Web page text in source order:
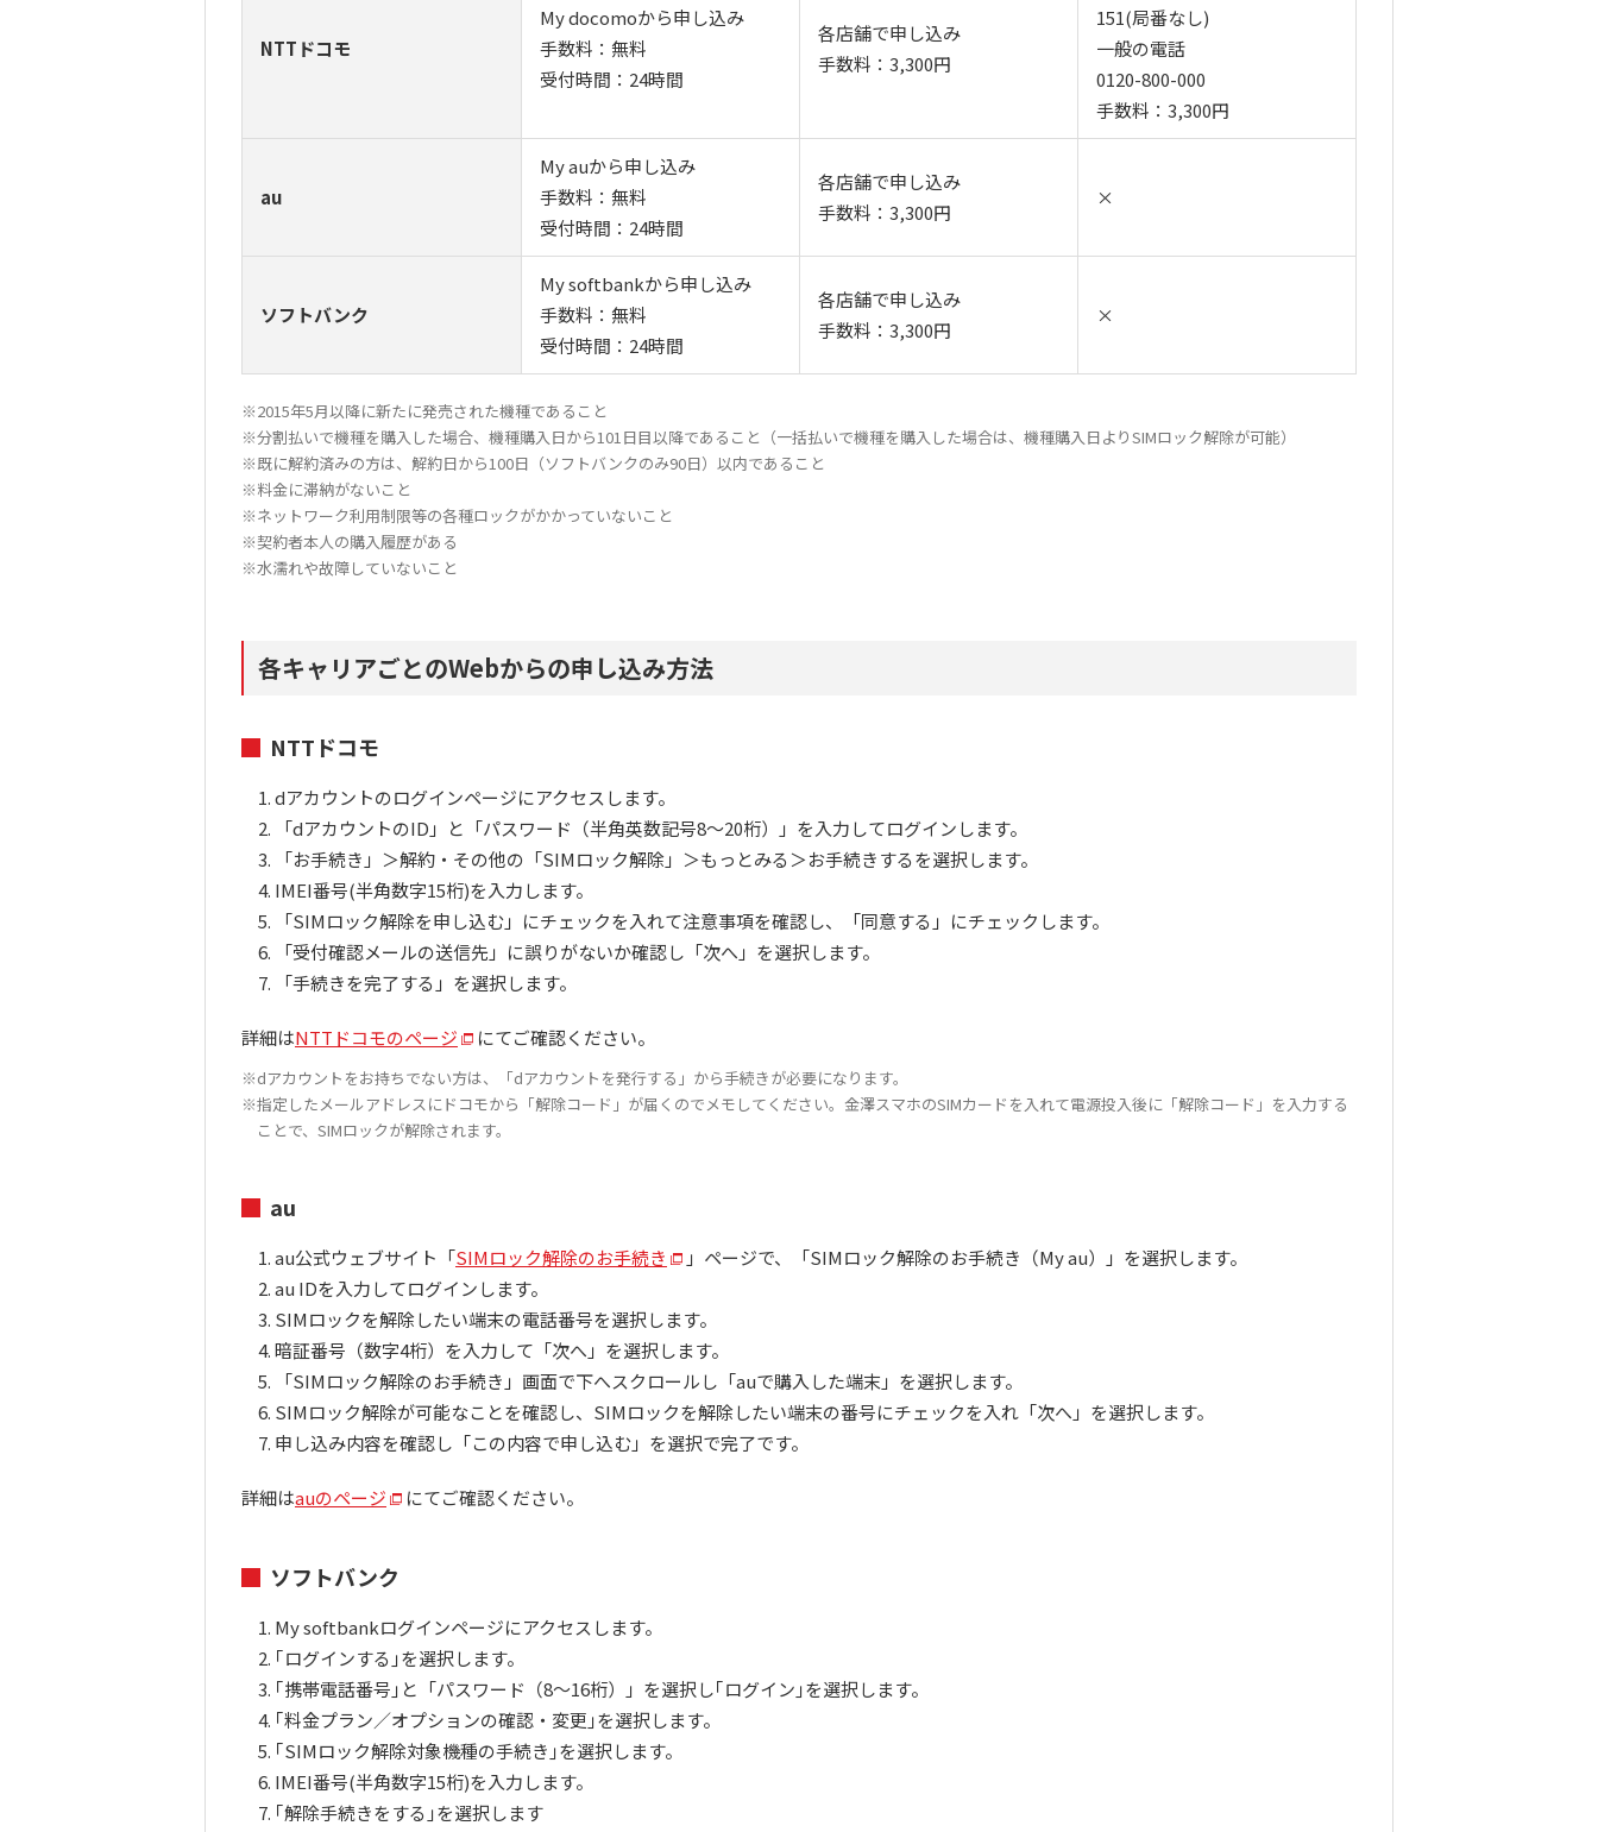
NTTドコモ
My docomoから申し込み
手数料：無料
受付時間：24時間
各店舗で申し込み
手数料：3,300円
151(局番なし)
一般の電話
0120-800-000
手数料：3,300円
au
My auから申し込み
手数料：無料
受付時間：24時間
各店舗で申し込み
手数料：3,300円
×
ソフトバンク
My softbankから申し込み
手数料：無料
受付時間：24時間
各店舗で申し込み
手数料：3,300円
×
※2015年5月以降に新たに発売された機種であること
※分割払いで機種を購入した場合、機種購入日から101日目以降であること（一括払いで機種を購入した場合は、機種購入日よりSIMロック解除が可能）
※既に解約済みの方は、解約日から100日（ソフトバンクのみ90日）以内であること
※料金に滞納がないこと
※ネットワーク利用制限等の各種ロックがかかっていないこと
※契約者本人の購入履歴がある
※水濡れや故障していないこと
各キャリアごとのWebからの申し込み方法
NTTドコモ
dアカウントのログインページにアクセスします。
「dアカウントのID」と「パスワード（半角英数記号8～20桁）」を入力してログインします。
「お手続き」＞解約・その他の「SIMロック解除」＞もっとみる＞お手続きするを選択します。
IMEI番号(半角数字15桁)を入力します。
「SIMロック解除を申し込む」にチェックを入れて注意事項を確認し、「同意する」にチェックします。
「受付確認メールの送信先」に誤りがないか確認し「次へ」を選択します。
「手続きを完了する」を選択します。
詳細はNTTドコモのページ にてご確認ください。
※dアカウントをお持ちでない方は、「dアカウントを発行する」から手続きが必要になります。
※指定したメールアドレスにドコモから「解除コード」が届くのでメモしてください。金澤スマホのSIMカードを入れて電源投入後に「解除コード」を入力する
ことで、SIMロックが解除されます。
au
au公式ウェブサイト「SIMロック解除のお手続き
」ページで、「SIMロック解除のお手続き（My au）」を選択します。
au IDを入力してログインします。
SIMロックを解除したい端末の電話番号を選択します。
暗証番号（数字4桁）を入力して「次へ」を選択します。
「SIMロック解除のお手続き」画面で下へスクロールし「auで購入した端末」を選択します。
SIMロック解除が可能なことを確認し、SIMロックを解除したい端末の番号にチェックを入れ「次へ」を選択します。
申し込み内容を確認し「この内容で申し込む」を選択で完了です。
詳細はauのページ にてご確認ください。
ソフトバンク
My softbankログインページにアクセスします。
｢ログインする｣を選択します。
｢携帯電話番号｣と「パスワード（8～16桁）」を選択し｢ログイン｣を選択します。
｢料金プラン／オプションの確認・変更｣を選択します。
｢SIMロック解除対象機種の手続き｣を選択します。
IMEI番号(半角数字15桁)を入力します。
｢解除手続きをする｣を選択します